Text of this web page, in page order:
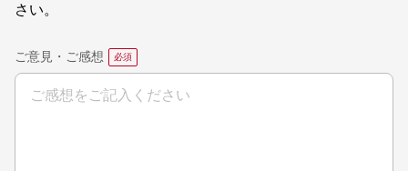
さい。
ご意見・ご感想